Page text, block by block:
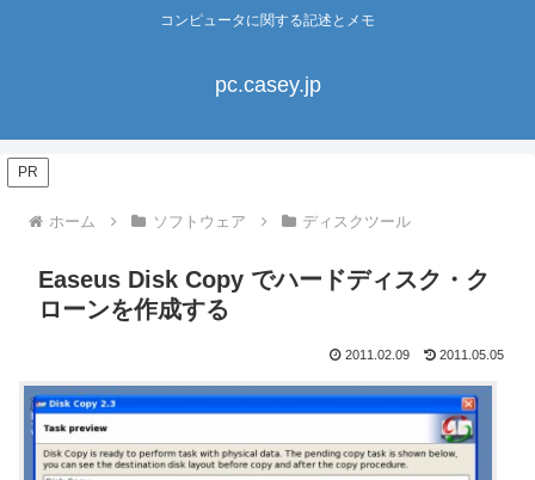
コンピュータに関する記述とメモ
pc.casey.jp
PR
ホーム ソフトウェア ディスクツール
Easeus Disk Copy でハードディスク・ク
ローンを作成する
2011.02.09 2011.05.05